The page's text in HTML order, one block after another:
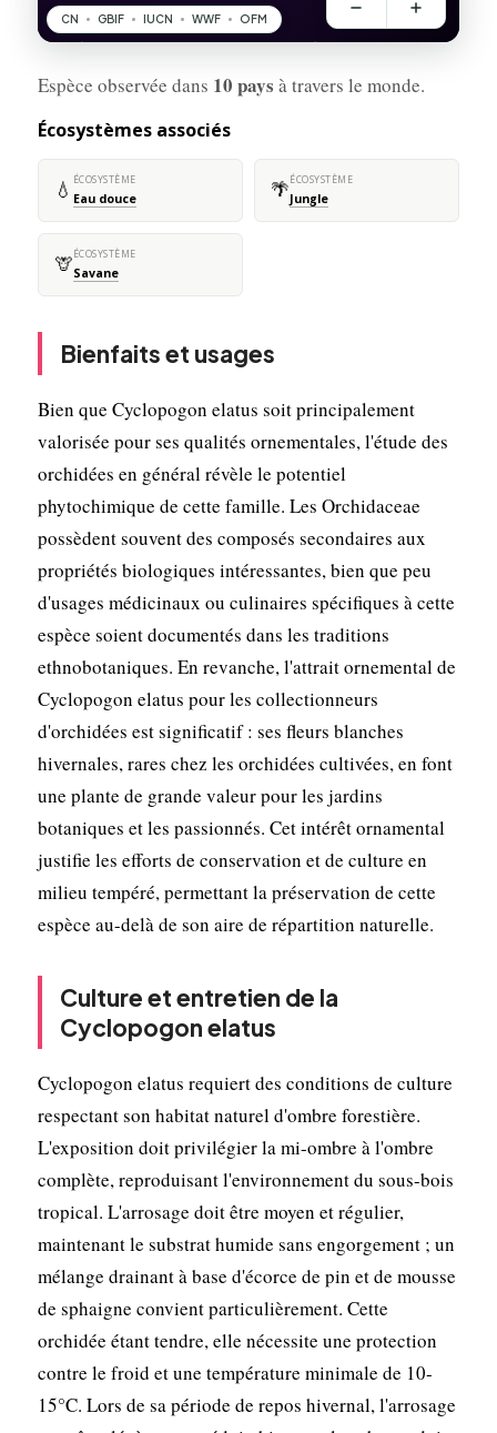
Espèce observée dans 10 pays à travers le monde.
Écosystèmes associés
💧 ÉCOSYSTÈME
Eau douce 🌴ÉCOSYSTÈME
Jungle
🦒ÉCOSYSTÈME
Savane
Bienfaits et usages
Bien que Cyclopogon elatus soit principalement
valorisée pour ses qualités ornementales, l'étude des
orchidées en général révèle le potentiel
phytochimique de cette famille. Les Orchidaceae
possèdent souvent des composés secondaires aux
propriétés biologiques intéressantes, bien que peu
d'usages médicinaux ou culinaires spécifiques à cette
espèce soient documentés dans les traditions
ethnobotaniques. En revanche, l'attrait ornemental de
Cyclopogon elatus pour les collectionneurs
d'orchidées est significatif : ses fleurs blanches
hivernales, rares chez les orchidées cultivées, en font
une plante de grande valeur pour les jardins
botaniques et les passionnés. Cet intérêt ornamental
justifie les efforts de conservation et de culture en
milieu tempéré, permettant la préservation de cette
espèce au-delà de son aire de répartition naturelle.
Culture et entretien de la
Cyclopogon elatus
Cyclopogon elatus requiert des conditions de culture
respectant son habitat naturel d'ombre forestière.
L'exposition doit privilégier la mi-ombre à l'ombre
complète, reproduisant l'environnement du sous-bois
tropical. L'arrosage doit être moyen et régulier,
maintenant le substrat humide sans engorgement ; un
mélange drainant à base d'écorce de pin et de mousse
de sphaigne convient particulièrement. Cette
orchidée étant tendre, elle nécessite une protection
contre le froid et une température minimale de 10-
15°C. Lors de sa période de repos hivernal, l'arrosage